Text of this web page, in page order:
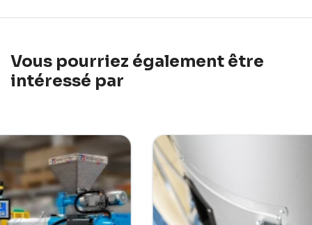
Vous pourriez également être
intéressé par